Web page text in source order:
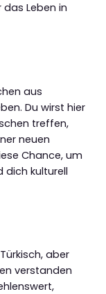
das Leben in
aus
Du wirst hier
treffen,
neuen
Chance, um
dich kulturell
aber
verstanden